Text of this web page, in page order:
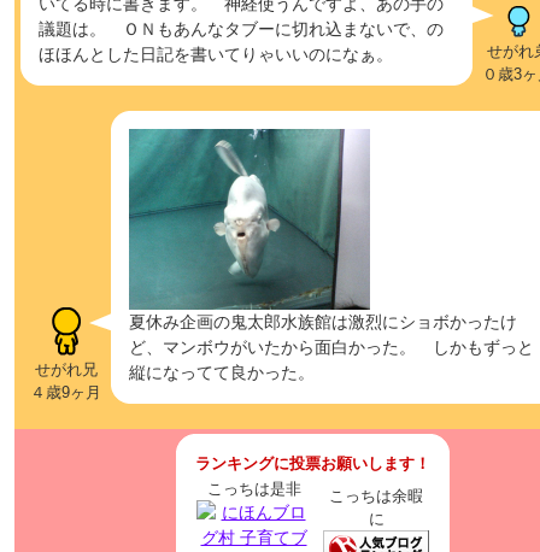
議題は。 ＯＮもあんなタブーに切れ込まないで、の
ほほんとした日記を書いてりゃいいのになぁ。
せがれ
０歳3
せがれ兄
４歳9ヶ月
夏休み企画の鬼太郎水族館は激烈にショボかったけ
ど、マンボウがいたから面白かった。 しかもずっと
縦になってて良かった。
ランキングに投票お願いします！
こっちは是非
こっちは余暇
に